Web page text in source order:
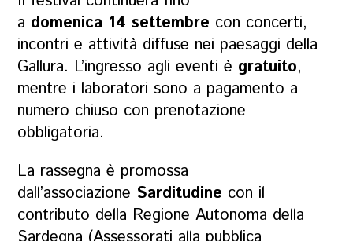
a domenica 14 settembre con concerti,
incontri e attività diffuse nei paesaggi della
Gallura. L’ingresso agli eventi è gratuito,
mentre i laboratori sono a pagamento a
numero chiuso con prenotazione
obbligatoria.
La rassegna è promossa
dall’associazione Sarditudine con il
contributo della Regione Autonoma della